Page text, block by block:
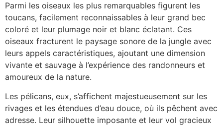
Parmi les oiseaux les plus remarquables figurent les
toucans, facilement reconnaissables à leur grand bec
coloré et leur plumage noir et blanc éclatant. Ces
oiseaux fracturent le paysage sonore de la jungle avec
leurs appels caractéristiques, ajoutant une dimension
vivante et sauvage à l’expérience des randonneurs et
amoureux de la nature.
Les pélicans, eux, s’affichent majestueusement sur les
rivages et les étendues d’eau douce, où ils pêchent avec
adresse. Leur silhouette imposante et leur vol gracieux